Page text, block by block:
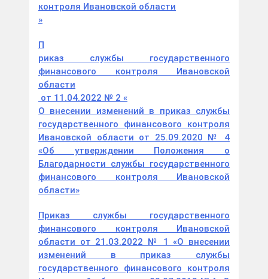
контроля Ивановской области
»
П
риказ службы государственного
финансового контроля Ивановской
области
от 11.04.2022 № 2 «
О внесении изменений в приказ службы
государственного финансового контроля
Ивановской области от 25.09.2020 № 4
«Об утверждении Положения о
Благодарности службы государственного
финансового контроля Ивановской
области»
Приказ службы государственного
финансового контроля Ивановской
области от 21.03.2022 № 1 «О внесении
изменений в приказ службы
государственного финансового контроля